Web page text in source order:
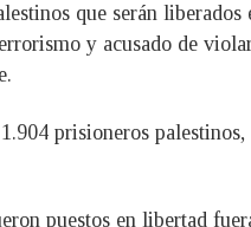
que serán
y acusado de
prisioneros
puestos en libertad